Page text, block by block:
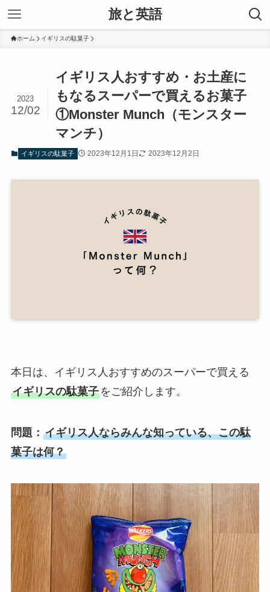
旅と英語
ホーム イギリスの駄菓子
イギリス人おすすめ・お土産に
もなるスーパーで買えるお菓子
①Monster Munch（モンスター
マンチ）
2023
12/02
イギリスの駄菓子 2023年12月1日 2023年12月2日
本日は、イギリス人おすすめのスーパーで買える
イギリスの駄菓子をご紹介します。
問題： イギリス人ならみんな知っている、この駄
菓子は何？